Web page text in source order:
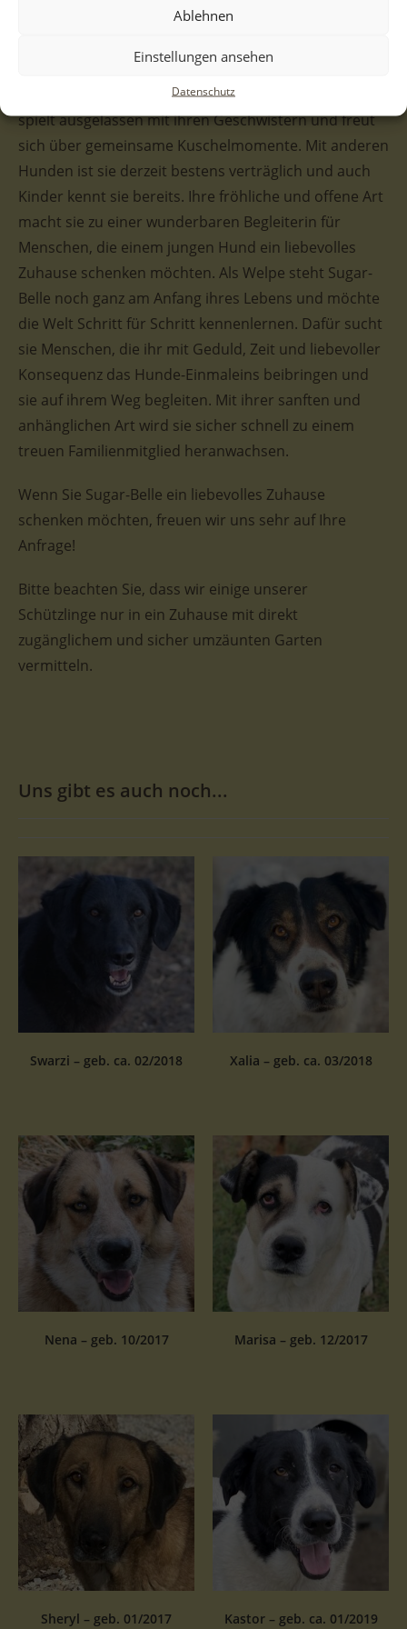
Ablehnen
Einstellungen ansehen
Datenschutz
Ausstrahlung machen sie zu einer Hündin, die man
Sugar-Belle freundlich, verspielt und ausgesprochen
menschenbezogen. Sie genießt jede Aufmerksamkeit,
spielt ausgelassen mit ihren Geschwistern und freut
sich über gemeinsame Kuschelmomente. Mit anderen
Hunden ist sie derzeit bestens verträglich und auch
Kinder kennt sie bereits. Ihre fröhliche und offene Art
macht sie zu einer wunderbaren Begleiterin für
Menschen, die einem jungen Hund ein liebevolles
Zuhause schenken möchten. Als Welpe steht Sugar-
Belle noch ganz am Anfang ihres Lebens und möchte
die Welt Schritt für Schritt kennenlernen. Dafür sucht
sie Menschen, die ihr mit Geduld, Zeit und liebevoller
Konsequenz das Hunde-Einmaleins beibringen und
sie auf ihrem Weg begleiten. Mit ihrer sanften und
anhänglichen Art wird sie sicher schnell zu einem
treuen Familienmitglied heranwachsen.
Wenn Sie Sugar-Belle ein liebevolles Zuhause
schenken möchten, freuen wir uns sehr auf Ihre
Anfrage!
Bitte beachten Sie, dass wir einige unserer
Schützlinge nur in ein Zuhause mit direkt
zugänglichem und sicher umzäunten Garten
vermitteln.
Uns gibt es auch noch...
Swarzi – geb. ca. 02/2018 Xalia – geb. ca. 03/2018
Nena – geb. 10/2017 Marisa – geb. 12/2017
Sheryl – geb. 01/2017 Kastor – geb. ca. 01/2019